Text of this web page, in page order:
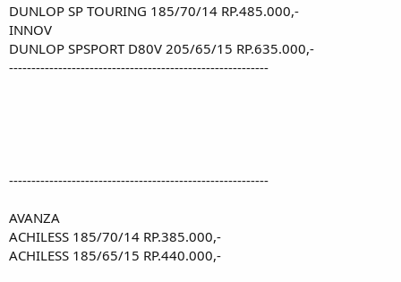
DUNLOP SP TOURING 185/70/14 RP.485.000,-
INNOV
DUNLOP SPSPORT D80V 205/65/15 RP.635.000,-
----------------------------------------------------------
----------------------------------------------------------
AVANZA
ACHILESS 185/70/14 RP.385.000,-
ACHILESS 185/65/15 RP.440.000,-